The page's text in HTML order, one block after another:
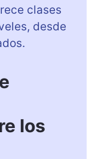
clases
desde
los